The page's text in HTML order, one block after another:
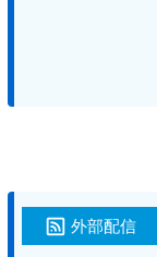
外部配信